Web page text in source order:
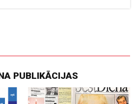
PUBLIKĀCIJAS